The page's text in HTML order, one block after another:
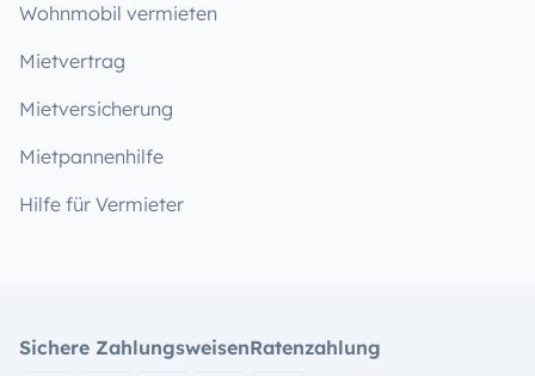
Wohnmobil vermieten
Mietvertrag
Mietversicherung
Mietpannenhilfe
Hilfe für Vermieter
Sichere ZahlungsweisenRatenzahlung